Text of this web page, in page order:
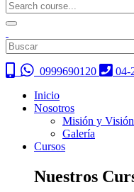
0999690120
04-
Inicio
Nosotros
Misión y Visión
Galería
Cursos
Nuestros